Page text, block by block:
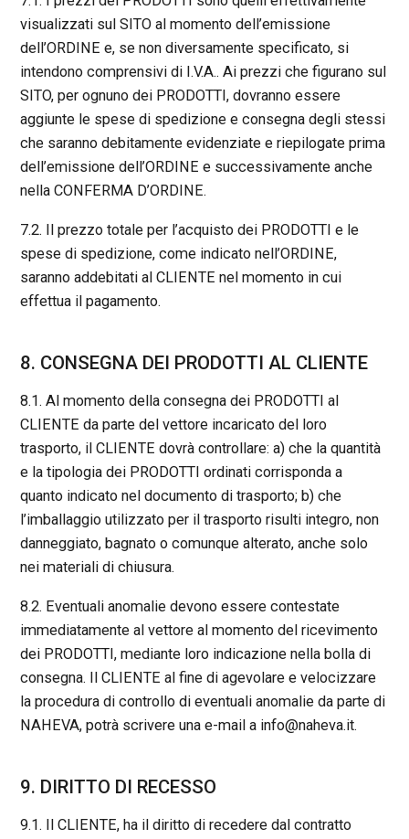
visualizzati sul SITO al momento dell’emissione
dell’ORDINE e, se non diversamente specificato, si
intendono comprensivi di I.V.A.. Ai prezzi che figurano sul
SITO, per ognuno dei PRODOTTI, dovranno essere
aggiunte le spese di spedizione e consegna degli stessi
che saranno debitamente evidenziate e riepilogate prima
dell’emissione dell’ORDINE e successivamente anche
nella CONFERMA D’ORDINE.
7.2. Il prezzo totale per l’acquisto dei PRODOTTI e le
spese di spedizione, come indicato nell’ORDINE,
saranno addebitati al CLIENTE nel momento in cui
effettua il pagamento.
8. CONSEGNA DEI PRODOTTI AL CLIENTE
8.1. Al momento della consegna dei PRODOTTI al
CLIENTE da parte del vettore incaricato del loro
trasporto, il CLIENTE dovrà controllare: a) che la quantità
e la tipologia dei PRODOTTI ordinati corrisponda a
quanto indicato nel documento di trasporto; b) che
l’imballaggio utilizzato per il trasporto risulti integro, non
danneggiato, bagnato o comunque alterato, anche solo
nei materiali di chiusura.
8.2. Eventuali anomalie devono essere contestate
immediatamente al vettore al momento del ricevimento
dei PRODOTTI, mediante loro indicazione nella bolla di
consegna. Il CLIENTE al fine di agevolare e velocizzare
la procedura di controllo di eventuali anomalie da parte di
NAHEVA, potrà scrivere una e-mail a info@naheva.it.
9. DIRITTO DI RECESSO
9.1. Il CLIENTE, ha il diritto di recedere dal contratto